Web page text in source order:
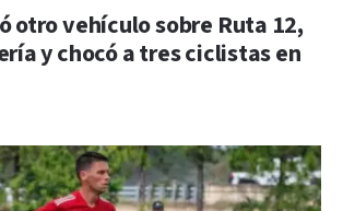
otro vehículo sobre Ruta 12,
y chocó a tres ciclistas en